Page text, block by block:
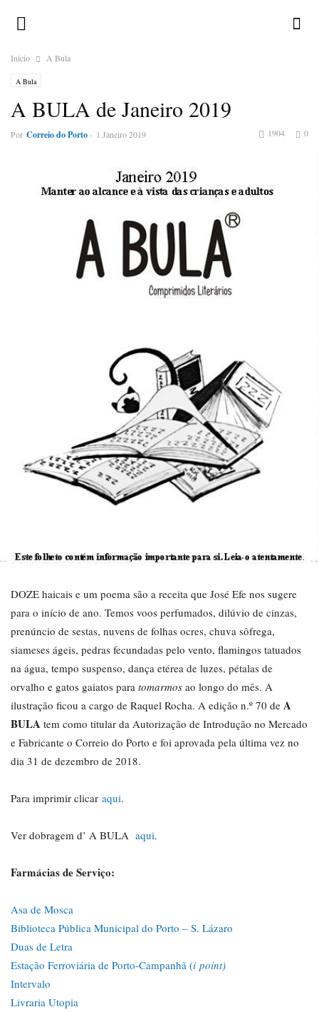
Inicio A Bula
A Bula
A BULA de Janeiro 2019
Por Correio do Porto- 1 Janeiro 2019 0
1904
DOZE haicais e um poema são a receita que José Efe nos sugere
para o início de ano. Temos voos perfumados, dilúvio de cinzas,
prenúncio de sestas, nuvens de folhas ocres, chuva sôfrega,
siameses ágeis, pedras fecundadas pelo vento, flamingos tatuados
na água, tempo suspenso, dança etérea de luzes, pétalas de
orvalho e gatos gaiatos para tomarmos ao longo do mês. A
ilustração ficou a cargo de Raquel Rocha. A edição n.º 70 de A
BULA tem como titular da Autorização de Introdução no Mercado
e Fabricante o Correio do Porto e foi aprovada pela última vez no
dia 31 de dezembro de 2018.
Para imprimir clicar aqui.
Ver dobragem d’ A BULA aqui.
Farmácias de Serviço:
Asa de Mosca
Biblioteca Pública Municipal do Porto – S. Lázaro
Duas de Letra
Estação Ferroviária de Porto-Campanhã (i point)
Intervalo
Livraria Utopia